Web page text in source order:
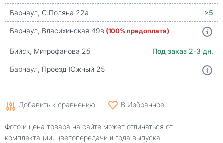
Барнаул, С.Поляна 22а
>5
Барнаул, Власихинская 49в (100% предоплата)
Бийск, Митрофанова 2б
Под заказ 2-3 дн.
Барнаул, Проезд Южный 25
Добавить к сравнению В Избранное
Фото и цена товара на сайте может отличаться от
комплектации, цветопередачи и года выпуска